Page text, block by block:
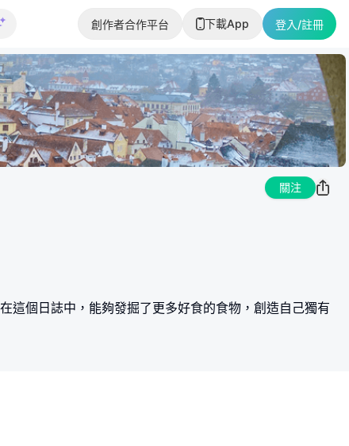
創作者合作平台 下載App 登入/註冊
關注
這個日誌中，能夠發掘了更多好食的食物，創造自己獨有